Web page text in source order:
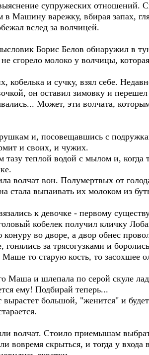
супружеских отношений.
в Машину варежку, вбирая запах,
вслед за волчицей.
Борис Белов обнаружил в
сгорело молоко у волчицы,
кобелька и сучку, взял себе.
он оставил зимовку и перешел
Может, эти волчата,
и, посовещавшись с
и своих, и чужих.
теплой водой с мылом и,
волчат вон. Полумертвых от
стала выпаивать их молоком из
к девочке - первому
кобелек получил кличку
во дворе, а двор обнес
за трясогузками и
то старую кость, то засохшее
Маша и шлепала по серой скуле
ему! Подбирай теперь...
большой, "женится" и
волчат. Стоило приемышам
вовремя скрыться, и тогда у входа